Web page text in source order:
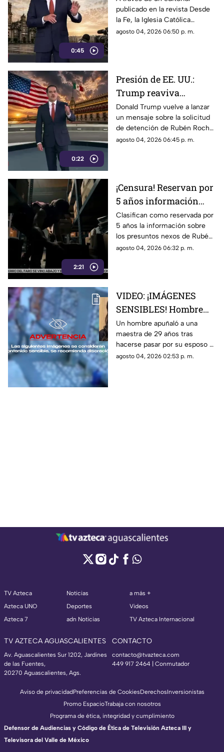
0:45
defensa de las
audiencias podrían
convertirse en un
publicado en la revista Desde
la Fe, la Iglesia Católica
advirtió que los lineamientos
agosto 04, 2026 06:50 p. m.
0:22
Presión de EE. UU.:
Trump reaviva
señalamientos contra
Rubén Rocha Moya y
Enrique Inzunza
Donald Trump vuelve a lanzar
un mensaje sobre la solicitud
de detención de Rubén Rocha
Moya y Enrique Inzunza.
agosto 04, 2026 06:45 p. m.
2:21
¡Censura! Reservan por
5 años información
sobre presuntos nexos
de Rocha Moya e
Inzunza con el crimen
Clasifican como reservada por
5 años la información sobre
los presuntos nexos de Rubén
Rocha Moya y Enrique Inzunza
agosto 04, 2026 06:32 p. m.
VIDEO: ¡IMÁGENES
SENSIBLES! Hombre
apuñala más de 30
veces a maestra de 29
años en una escuela
Un hombre apuñaló a una
maestra de 29 años tras
hacerse pasar por su esposo e
ingresar a la escuela; te
agosto 04, 2026 02:53 p. m.
TV Azteca
Azteca UNO
Azteca 7
Noticias
Deportes
adn Noticias
a más +
Videos
TV Azteca Internacional
TV AZTECA AGUASCALIENTES
Av. Aguascalientes Sur 1202, Jardines
de las Fuentes,
20270 Aguascalientes, Ags.
CONTACTO
contacto@tvazteca.com
449 917 2464 | Conmutador
Aviso de privacidadPreferencias de CookiesDerechosInversionistas
Promo EspacioTrabaja con nosotros
Programa de ética, integridad y cumplimiento
Defensor de Audiencias y Código de Ética de Televisión Azteca III y
Televisora del Valle de México